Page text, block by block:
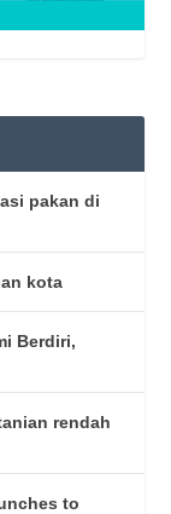
pakan di
kota
Berdiri,
rendah
to